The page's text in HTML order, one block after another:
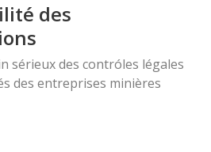
des
sérieux des contróles légales
des entreprises minières